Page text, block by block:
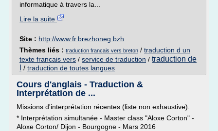
informatique à travers la...
Lire la suite
Site : http://www.fr.brezhoneg.bzh
Thèmes liés : traduction francais vers breton / traduction d un
texte francais vers / service de traduction / traduction de
/ traduction de toutes langues
Cours d'anglais - Traduction &
Interprétation de ...
Missions d'interprétation récentes (liste non exhaustive):
* Interprétation simultanée - Master class "Aloxe Corton" -
Aloxe Corton/ Dijon - Bourgogne - Mars 2016